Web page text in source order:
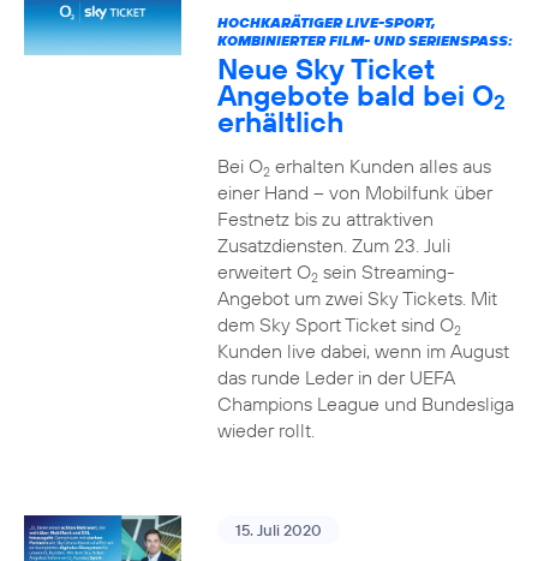
HOCHKARÄTIGER LIVE-SPORT,
KOMBINIERTER FILM- UND SERIENSPASS:
Neue Sky Ticket
Angebote bald bei O2
erhältlich
Bei O2erhalten Kunden alles aus
einer Hand – von Mobilfunk über
Festnetz bis zu attraktiven
Zusatzdiensten. Zum 23. Juli
erweitert O2sein Streaming-
Angebot um zwei Sky Tickets. Mit
dem Sky Sport Ticket sind O2
Kunden live dabei, wenn im August
das runde Leder in der UEFA
Champions League und Bundesliga
wieder rollt.
15. Juli 2020